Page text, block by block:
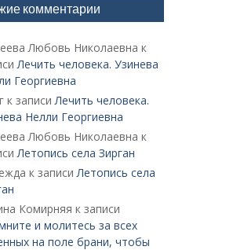
комментарии
Любовь Николаевна к
Лечить человека. Узинева
Георгиевна
к записиЛечить человека.
Нелли Георгиевна
Любовь Николаевна к
Летопись села Зирган
к записиЛетопись села
Комирняя к записи
и молитесь за всех
на поле брани, чтобы